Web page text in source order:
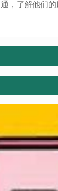
，了解他们